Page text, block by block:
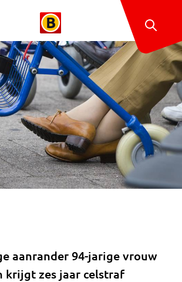
aanrander 94-jarige vrouw
krijgt zes jaar celstraf